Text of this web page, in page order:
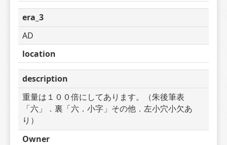
era_3
AD
location
description
重量は１００倍にしてあります。（朱後筆表
「六」．裏「六．小字」その他．左小穴小欠あ
り）
Owner